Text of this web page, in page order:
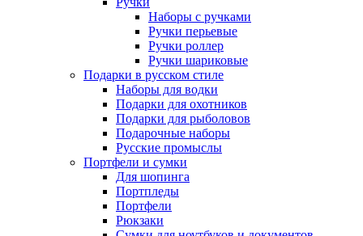
Наборы с ручками
Ручки перьевые
Ручки роллер
Ручки шариковые
Подарки в русском стиле
Наборы для водки
Подарки для охотников
Подарки для рыболовов
Подарочные наборы
Русские промыслы
Портфели и сумки
Для шопинга
Портпледы
Портфели
Рюкзаки